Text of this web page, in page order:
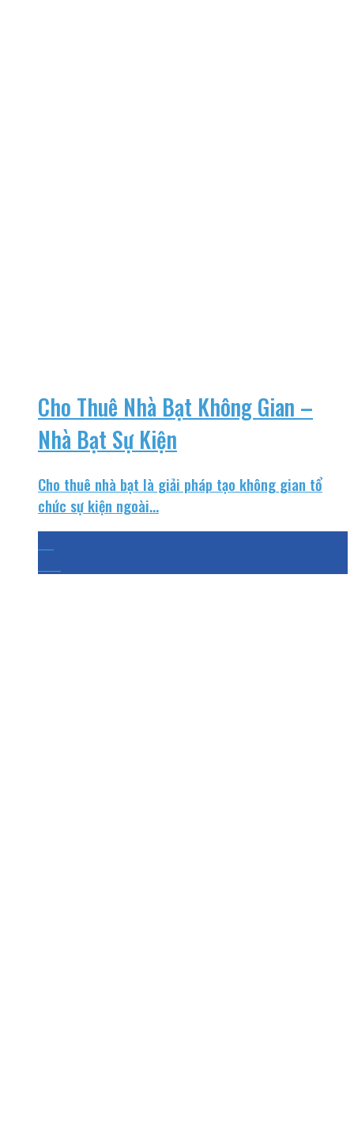
Cho Thuê Nhà Bạt Không Gian –
Nhà Bạt Sự Kiện
Cho thuê nhà bạt là giải pháp tạo không gian tổ
chức sự kiện ngoài...